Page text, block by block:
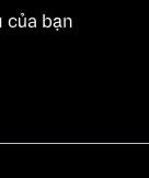
của bạn